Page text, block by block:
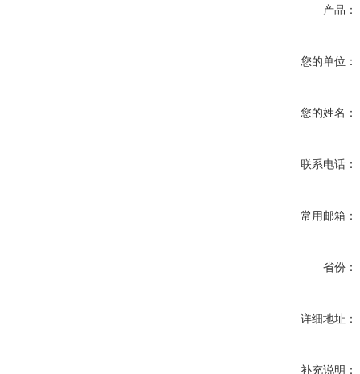
产品：
您的单位：
您的姓名：
联系电话：
常用邮箱：
省份：
详细地址：
补充说明：